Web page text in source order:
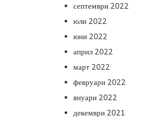
септември 2022
юли 2022
юни 2022
април 2022
март 2022
февруари 2022
януари 2022
декември 2021